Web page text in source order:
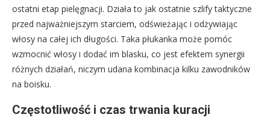
ostatni etap pielęgnacji. Działa to jak ostatnie szlify taktyczne
przed najważniejszym starciem, odświeżając i odżywiając
włosy na całej ich długości. Taka płukanka może pomóc
wzmocnić włosy i dodać im blasku, co jest efektem synergii
różnych działań, niczym udana kombinacja kilku zawodników
na boisku.
Częstotliwość i czas trwania kuracji